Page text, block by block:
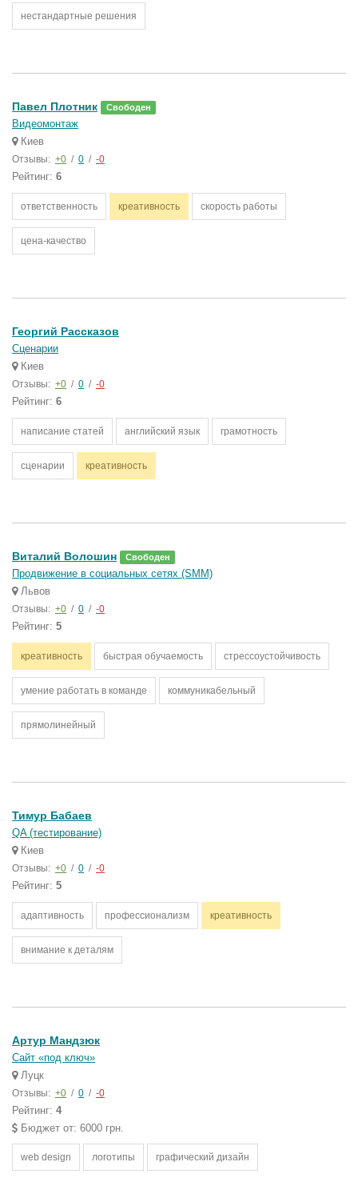
нестандартные решения
Павел Плотник Свободен
Видеомонтаж
Киев
Отзывы: +0 / 0 / -0
Рейтинг: 6
ответственность креативность скорость работы
цена-качество
Георгий Рассказов
Сценарии
Киев
Отзывы: +0 / 0 / -0
Рейтинг: 6
написание статей английский язык грамотность
сценарии креативность
Виталий Волошин Свободен
Продвижение в социальных сетях (SMM)
Львов
Отзывы: +0 / 0 / -0
Рейтинг: 5
креативность быстрая обучаемость стрессоустойчивость
умение работать в команде коммуникабельный
прямолинейный
Тимур Бабаев
QA (тестирование)
Киев
Отзывы: +0 / 0 / -0
Рейтинг: 5
адаптивность профессионализм креативность
внимание к деталям
Артур Мандзюк
Сайт «под ключ»
Луцк
Отзывы: +0 / 0 / -0
Рейтинг: 4
Бюджет от: 6000 грн.
web design логотипы графический дизайн